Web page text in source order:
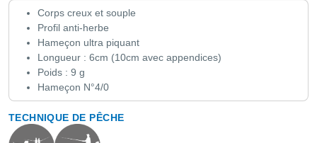
Corps creux et souple
Profil anti-herbe
Hameçon ultra piquant
Longueur : 6cm (10cm avec appendices)
Poids : 9 g
Hameçon N°4/0
TECHNIQUE DE PÊCHE